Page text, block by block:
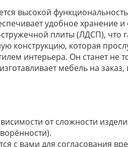
высокой
удобное хранение
плиты (ЛДСП), что
конструкцию, которая
интерьера. Он станет
мебель на
от сложности
с вами для согласования